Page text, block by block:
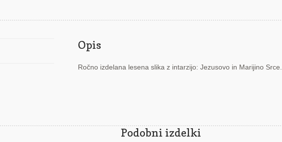
Opis
Ročno izdelana lesena slika z intarzijo: Jezusovo in Marijino Srce.
Podobni izdelki